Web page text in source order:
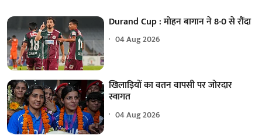
Durand Cup : मोहन बागान ने 8-0 से रौंदा
04 Aug 2026
खिलाड़ियों का वतन वापसी पर जोरदार
स्वागत
04 Aug 2026